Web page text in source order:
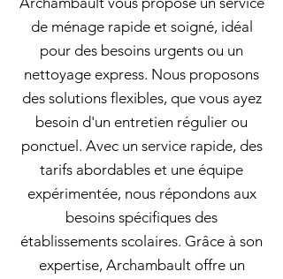
de ménage rapide et soigné, idéal
pour des besoins urgents ou un
nettoyage express. Nous proposons
des solutions flexibles, que vous ayez
besoin d'un entretien régulier ou
ponctuel. Avec un service rapide, des
tarifs abordables et une équipe
expérimentée, nous répondons aux
besoins spécifiques des
établissements scolaires. Grâce à son
expertise, Archambault offre un